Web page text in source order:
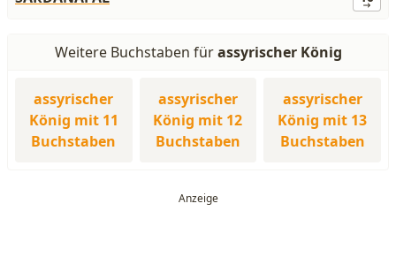
Weitere Buchstaben fürassyrischer König
assyrischer
König mit 11
Buchstaben
assyrischer
König mit 12
Buchstaben
assyrischer
König mit 13
Buchstaben